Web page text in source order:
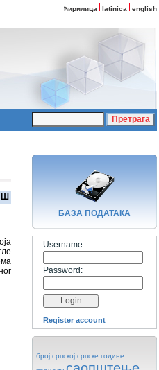
ћирилица latinica english
Ш
БАЗA ПОДАТАКА
Username:
Password:
Register account
број српској српске године